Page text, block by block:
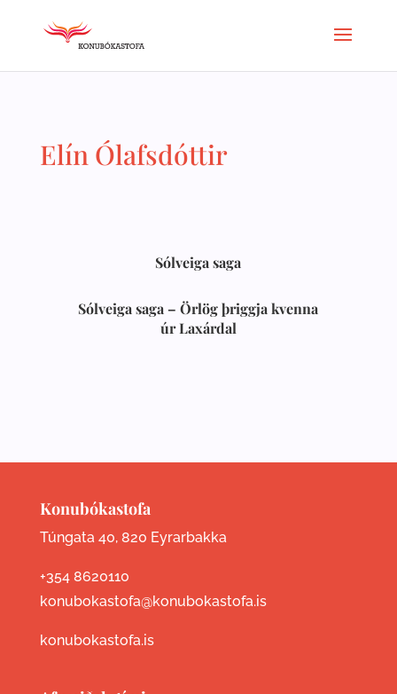
Elín Ólafsdóttir
Sólveiga saga
Sólveiga saga – Örlög þriggja kvenna
úr Laxárdal
Konubókastofa
Túngata 40, 820 Eyrarbakka
+354 8620110
konubokastofa@konubokastofa.is
konubokastofa.is